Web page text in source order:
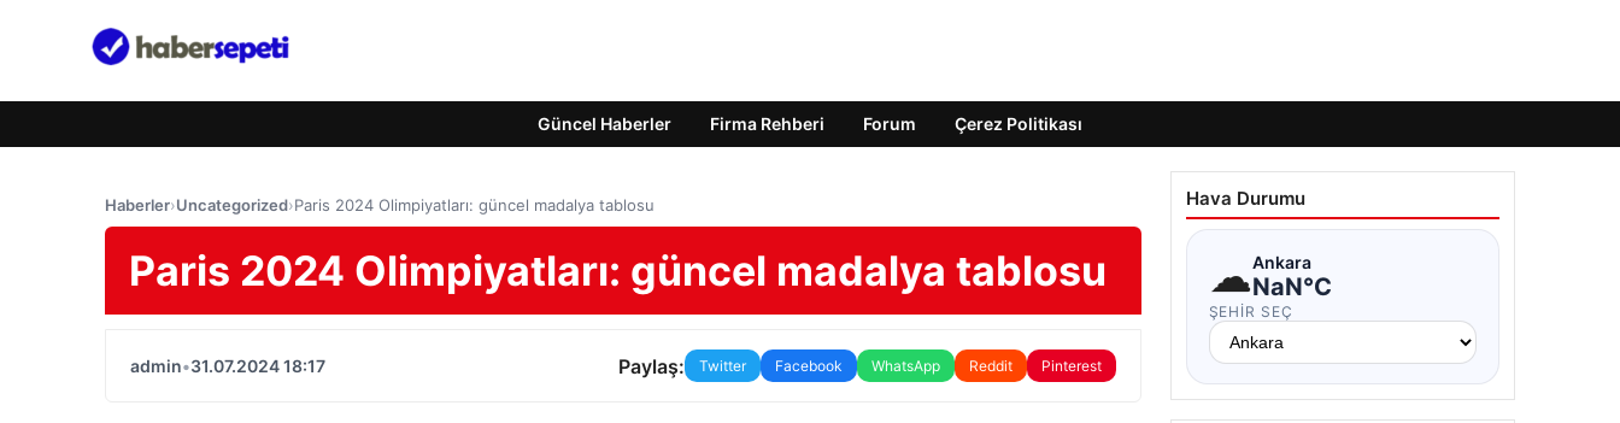
Güncel Haberler Firma Rehberi Forum Çerez Politikası
Haberler›Uncategorized›Paris 2024 Olimpiyatları: güncel madalya tablosu
Paris 2024 Olimpiyatları: güncel madalya tablosu
admin•31.07.2024 18:17 Paylaş: Twitter Facebook WhatsApp Reddit Pinterest
Hava Durumu
☁Ankara
NaN°C
ŞEHIR SEÇ